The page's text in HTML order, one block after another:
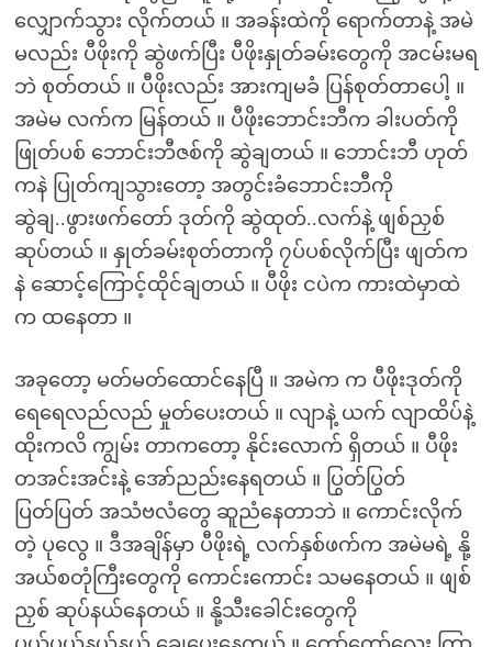
လျှောက်သွား လိုက်တယ် ။ အခန်းထဲကို ရောက်တာနဲ့ အမဲ
မလည်း ပီဖိုးကို ဆွဲဖက်ပြီး ပီဖိုးနှုတ်ခမ်းတွေကို အငမ်းမရ
ဘဲ စုတ်တယ် ။ ပီဖိုးလည်း အားကျမခံ ပြန်စုတ်တာပေါ့ ။
အမဲမ လက်က မြန်တယ် ။ ပီဖိုးဘောင်းဘီက ခါးပတ်ကို
ဖြုတ်ပစ် ဘောင်းဘီဇစ်ကို ဆွဲချတယ် ။ ဘောင်းဘီ ဟုတ်
ကနဲ ပြုတ်ကျသွားတော့ အတွင်းခံဘောင်းဘီကို
ဆွဲချ..ဖွားဖက်တော် ဒုတ်ကို ဆွဲထုတ်..လက်နဲ့ ဖျစ်ညှစ်
ဆုပ်တယ် ။ နှုတ်ခမ်းစုတ်တာကို ၇ပ်ပစ်လိုက်ပြီး ဖျတ်က
နဲ ဆောင့်ကြောင့်ထိုင်ချတယ် ။ ပီဖိုး ငပဲက ကားထဲမှာထဲ
က ထနေတာ ။
အခုတော့ မတ်မတ်ထောင်နေပြီ ။ အမဲက က ပီဖိုးဒုတ်ကို
ရေရေလည်လည် မှုတ်ပေးတယ် ။ လျာနဲ့ ယက် လျာထိပ်နဲ့
ထိုးကလိ ကျွမ်း တာကတော့ နိုင်းလောက် ရှိတယ် ။ ပီဖိုး
တအင်းအင်းနဲ့ အော်ညည်းနေရတယ် ။ ပြွတ်ပြွတ်
ပြတ်ပြတ် အသံဗလံတွေ ဆူညံနေတာဘဲ ။ ကောင်းလိုက်
တဲ့ ပုလွေ ။ ဒီအချိန်မှာ ပီဖိုးရဲ့ လက်နှစ်ဖက်က အမဲမရဲ့ နို့
အယ်စတုံကြီးတွေကို ကောင်းကောင်း သမနေတယ် ။ ဖျစ်
ညှစ် ဆုပ်နယ်နေတယ် ။ နို့သီးခေါင်းတွေကို